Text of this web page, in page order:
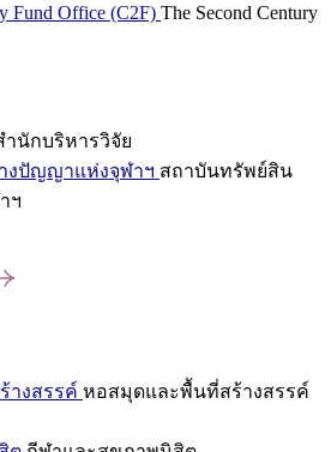
Fund Office (C2F) The Second Century
ำนักบริหารวิจัย
งปัญญาแห่งจุฬาฯ สถาบันทรัพย์สิน
ฯ
างสรรค์ หอสมุดและพื้นที่สร้างสรรค์